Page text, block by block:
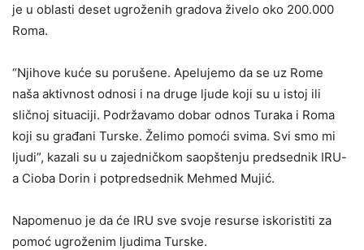
je u oblasti deset ugroženih gradova živelo oko 200.000
Roma.
“Njihove kuće su porušene. Apelujemo da se uz Rome
naša aktivnost odnosi i na druge ljude koji su u istoj ili
sličnoj situaciji. Podržavamo dobar odnos Turaka i Roma
koji su građani Turske. Želimo pomoći svima. Svi smo mi
ljudi”, kazali su u zajedničkom saopštenju predsednik IRU-
a Cioba Dorin i potpredsednik Mehmed Mujić.
Napomenuo je da će IRU sve svoje resurse iskoristiti za
pomoć ugroženim ljudima Turske.